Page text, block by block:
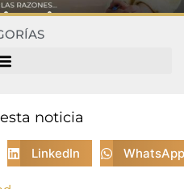
noticia
LinkedIn WhatsApp